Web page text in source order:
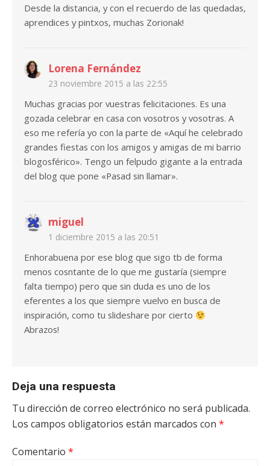
Desde la distancia, y con el recuerdo de las quedadas,
aprendices y pintxos, muchas Zorionak!
Lorena Fernández
23 noviembre 2015 a las 22:55
Muchas gracias por vuestras felicitaciones. Es una
gozada celebrar en casa con vosotros y vosotras. A
eso me refería yo con la parte de «Aquí he celebrado
grandes fiestas con los amigos y amigas de mi barrio
blogosférico». Tengo un felpudo gigante a la entrada
del blog que pone «Pasad sin llamar».
miguel
1 diciembre 2015 a las 20:51
Enhorabuena por ese blog que sigo tb de forma
menos cosntante de lo que me gustaría (siempre
falta tiempo) pero que sin duda es uno de los
eferentes a los que siempre vuelvo en busca de
inspiración, como tu slideshare por cierto
Abrazos!
Deja una respuesta
Tu dirección de correo electrónico no será publicada.
Los campos obligatorios están marcados con *
Comentario *